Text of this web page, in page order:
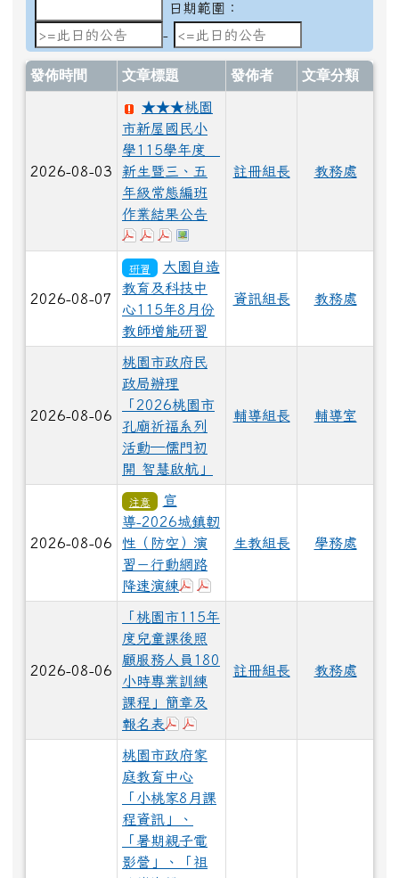
日期範圍：
-
日期範圍：
發佈時間 文章標題 發佈者 文章分類
2026-08-03
★★★桃園
市新屋國民小
學115學年度
新生暨三、五
年級常態編班
作業結果公告
下載：五年級編班結果..pdf
下載：三年級編班結果..pdf
下載：一年級編班結果.pdf
註冊組長 教務處
2026-08-07
研習
大園自造
教育及科技中
心115年8月份
教師增能研習
資訊組長 教務處
2026-08-06
桃園市政府民
政局辦理
「2026桃園市
孔廟祈福系列
活動—儒門初
開 智慧啟航」
輔導組長 輔導室
2026-08-06
注意
宣
導-2026城鎮韌
性（防空）演
習－行動網路
降速演練
下載：行動網路降速演練執行
生教組長 學務處
2026-08-06
「桃園市115年
度兒童課後照
顧服務人員180
小時專業訓練
課程」簡章及
報名表
下載：報名表1.pdf
註冊組長 教務處
桃園市政府家
庭教育中心
「小桃家8月課
程資訊」、
「暑期親子電
影營」、「祖